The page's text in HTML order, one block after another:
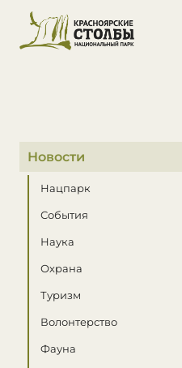
В этом разделе
Новости
Нацпарк
События
Наука
Охрана
Туризм
Волонтерство
Фауна